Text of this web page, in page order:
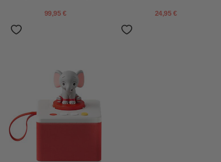
plastica riciclata!
99,95 € 24,95 €